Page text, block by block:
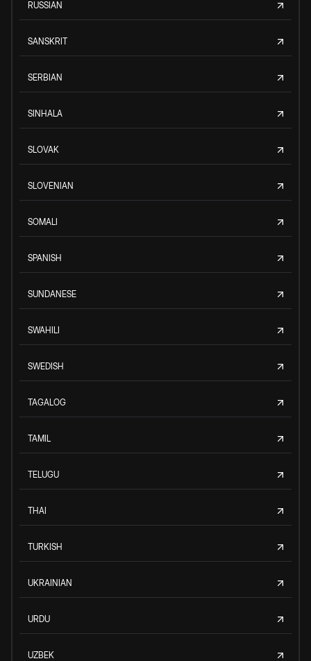
RUSSIAN
SANSKRIT
SERBIAN
SINHALA
SLOVAK
SLOVENIAN
SOMALI
SPANISH
SUNDANESE
SWAHILI
SWEDISH
TAGALOG
TAMIL
TELUGU
THAI
TURKISH
UKRAINIAN
URDU
UZBEK